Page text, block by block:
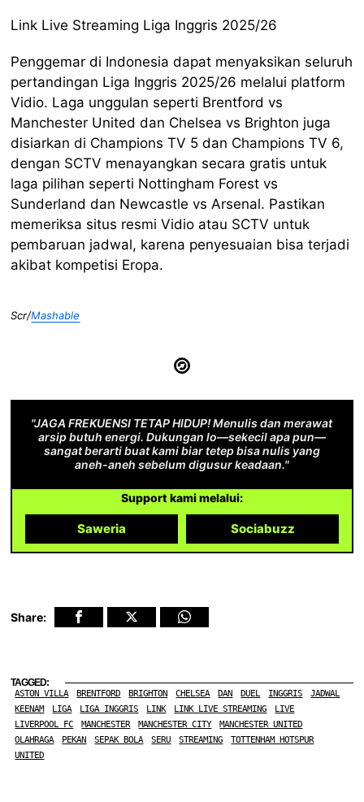
Link Live Streaming Liga Inggris 2025/26
Penggemar di Indonesia dapat menyaksikan seluruh
pertandingan Liga Inggris 2025/26 melalui platform
Vidio. Laga unggulan seperti Brentford vs
Manchester United dan Chelsea vs Brighton juga
disiarkan di Champions TV 5 dan Champions TV 6,
dengan SCTV menayangkan secara gratis untuk
laga pilihan seperti Nottingham Forest vs
Sunderland dan Newcastle vs Arsenal. Pastikan
memeriksa situs resmi Vidio atau SCTV untuk
pembaruan jadwal, karena penyesuaian bisa terjadi
akibat kompetisi Eropa.
Scr/Mashable
"JAGA FREKUENSI TETAP HIDUP! Menulis dan merawat
arsip butuh energi. Dukungan lo—sekecil apa pun—
sangat berarti buat kami biar tetep bisa nulis yang
aneh-aneh sebelum digusur keadaan."
Support kami melalui:
Saweria Sociabuzz
Share:
TAGGED:
ASTON VILLA BRENTFORD BRIGHTON CHELSEA DAN DUEL INGGRIS
JADWAL
KEENAM
LIGA LIGA INGGRIS LINK LINK LIVE STREAMING
LIVE
LIVERPOOL FC
MANCHESTER MANCHESTER CITY
MANCHESTER UNITED
OLAHRAGA
PEKAN SEPAK BOLA SERU STREAMING
TOTTENHAM HOTSPUR
UNITED